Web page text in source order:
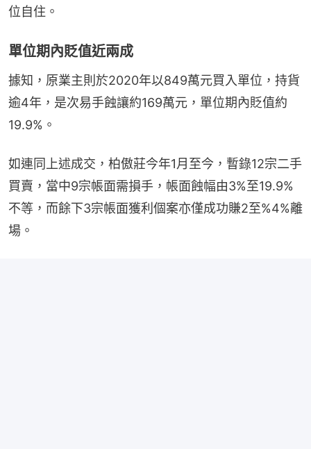
位自住。
單位期內貶值近兩成
據知，原業主則於2020年以849萬元買入單位，持貨
逾4年，是次易手蝕讓約169萬元，單位期內貶值約
19.9%。
如連同上述成交，柏傲莊今年1月至今，暫錄12宗二手
買賣，當中9宗帳面需損手，帳面蝕幅由3%至19.9%
不等，而餘下3宗帳面獲利個案亦僅成功賺2至%4%離
場。